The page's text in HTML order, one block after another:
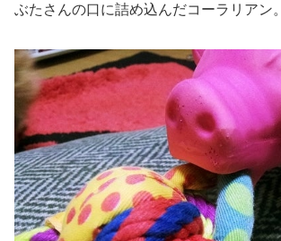
ぶたさんの口に詰め込んだコーラリアン。